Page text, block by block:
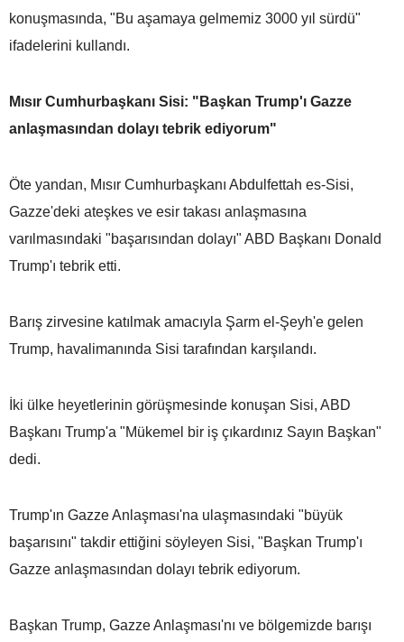
konuşmasında, "Bu aşamaya gelmemiz 3000 yıl sürdü"
ifadelerini kullandı.
Mısır Cumhurbaşkanı Sisi: "Başkan Trump'ı Gazze
anlaşmasından dolayı tebrik ediyorum"
Öte yandan, Mısır Cumhurbaşkanı Abdulfettah es-Sisi,
Gazze'deki ateşkes ve esir takası anlaşmasına
varılmasındaki "başarısından dolayı" ABD Başkanı Donald
Trump'ı tebrik etti.
Barış zirvesine katılmak amacıyla Şarm el-Şeyh'e gelen
Trump, havalimanında Sisi tarafından karşılandı.
İki ülke heyetlerinin görüşmesinde konuşan Sisi, ABD
Başkanı Trump'a "Mükemel bir iş çıkardınız Sayın Başkan"
dedi.
Trump'ın Gazze Anlaşması'na ulaşmasındaki "büyük
başarısını" takdir ettiğini söyleyen Sisi, "Başkan Trump'ı
Gazze anlaşmasından dolayı tebrik ediyorum.
Başkan Trump, Gazze Anlaşması'nı ve bölgemizde barışı